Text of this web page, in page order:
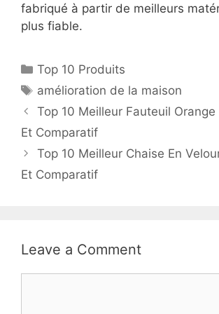
fabriqué à partir de meilleurs
plus fiable.
Top 10 Produits
amélioration de la maison
Top 10 Meilleur Fauteuil
Et Comparatif
Top 10 Meilleur Chaise En
Et Comparatif
Leave a Comment